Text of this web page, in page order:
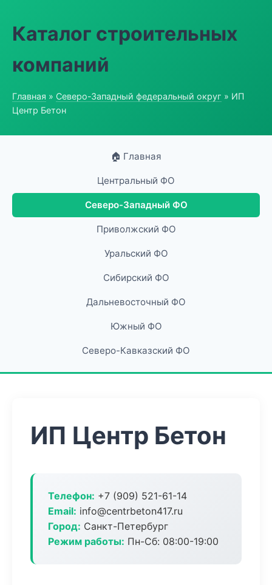
Каталог строительных
компаний
Главная » Северо-Западный федеральный округ » ИП
Центр Бетон
🏠 Главная
Центральный ФО
Северо-Западный ФО
Приволжский ФО
Уральский ФО
Сибирский ФО
Дальневосточный ФО
Южный ФО
Северо-Кавказский ФО
ИП Центр Бетон
Телефон: +7 (909) 521-61-14
Email: info@centrbeton417.ru
Город: Санкт-Петербург
Режим работы: Пн-Сб: 08:00-19:00